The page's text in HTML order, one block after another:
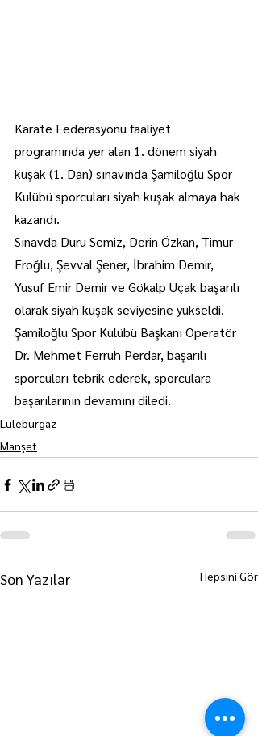
Karate Federasyonu faaliyet
programında yer alan 1. dönem siyah
kuşak (1. Dan) sınavında Şamiloğlu Spor
Kulübü sporcuları siyah kuşak almaya hak
kazandı.
Sınavda Duru Semiz, Derin Özkan, Timur
Eroğlu, Şevval Şener, İbrahim Demir,
Yusuf Emir Demir ve Gökalp Uçak başarılı
olarak siyah kuşak seviyesine yükseldi.
Şamiloğlu Spor Kulübü Başkanı Operatör
Dr. Mehmet Ferruh Perdar, başarılı
sporcuları tebrik ederek, sporculara
başarılarının devamını diledi.
Lüleburgaz
Manşet
Son Yazılar Hepsini Gör